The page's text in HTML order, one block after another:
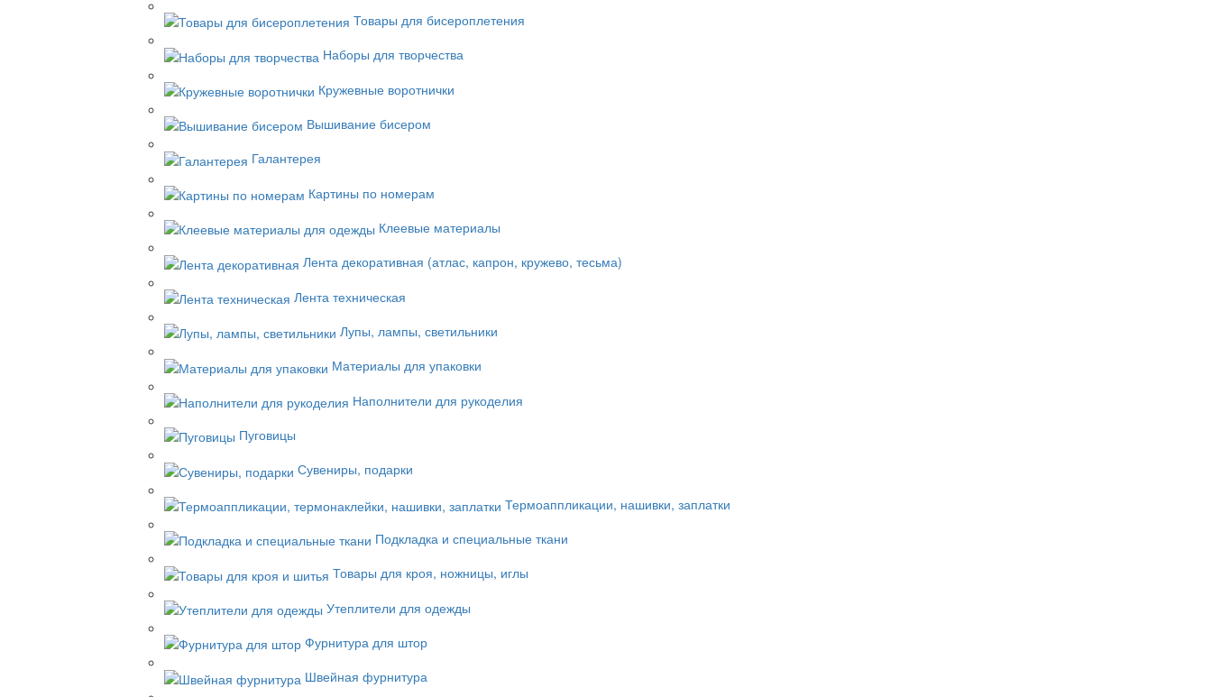
Товары для бисероплетения
Наборы для творчества
Кружевные воротнички
Вышивание бисером
Галантерея
Картины по номерам
Клеевые материалы
Лента декоративная (атлас, капрон, кружево, тесьма)
Лента техническая
Лупы, лампы, светильники
Материалы для упаковки
Наполнители для рукоделия
Пуговицы
Сувениры, подарки
Термоаппликации, нашивки, заплатки
Подкладка и специальные ткани
Товары для кроя, ножницы, иглы
Утеплители для одежды
Фурнитура для штор
Швейная фурнитура